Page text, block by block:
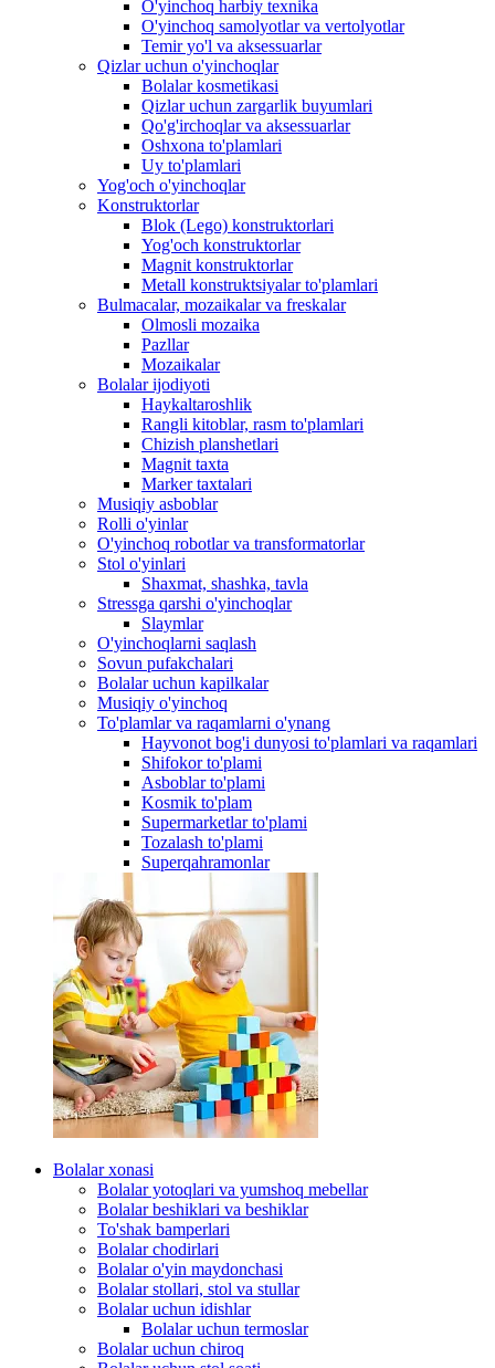
O'yinchoq harbiy texnika
O'yinchoq samolyotlar va vertolyotlar
Temir yo'l va aksessuarlar
Qizlar uchun o'yinchoqlar
Bolalar kosmetikasi
Qizlar uchun zargarlik buyumlari
Qo'g'irchoqlar va aksessuarlar
Oshxona to'plamlari
Uy to'plamlari
Yog'och o'yinchoqlar
Konstruktorlar
Blok (Lego) konstruktorlari
Yog'och konstruktorlar
Magnit konstruktorlar
Metall konstruktsiyalar to'plamlari
Bulmacalar, mozaikalar va freskalar
Olmosli mozaika
Pazllar
Mozaikalar
Bolalar ijodiyoti
Haykaltaroshlik
Rangli kitoblar, rasm to'plamlari
Chizish planshetlari
Magnit taxta
Marker taxtalari
Musiqiy asboblar
Rolli o'yinlar
O'yinchoq robotlar va transformatorlar
Stol o'yinlari
Shaxmat, shashka, tavla
Stressga qarshi o'yinchoqlar
Slaymlar
O'yinchoqlarni saqlash
Sovun pufakchalari
Bolalar uchun kapilkalar
Musiqiy o'yinchoq
To'plamlar va raqamlarni o'ynang
Hayvonot bog'i dunyosi to'plamlari va raqamlari
Shifokor to'plami
Asboblar to'plami
Kosmik to'plam
Supermarketlar to'plami
Tozalash to'plami
Superqahramonlar
Bolalar xonasi
Bolalar yotoqlari va yumshoq mebellar
Bolalar beshiklari va beshiklar
To'shak bamperlari
Bolalar chodirlari
Bolalar o'yin maydonchasi
Bolalar stollari, stol va stullar
Bolalar uchun idishlar
Bolalar uchun termoslar
Bolalar uchun chiroq